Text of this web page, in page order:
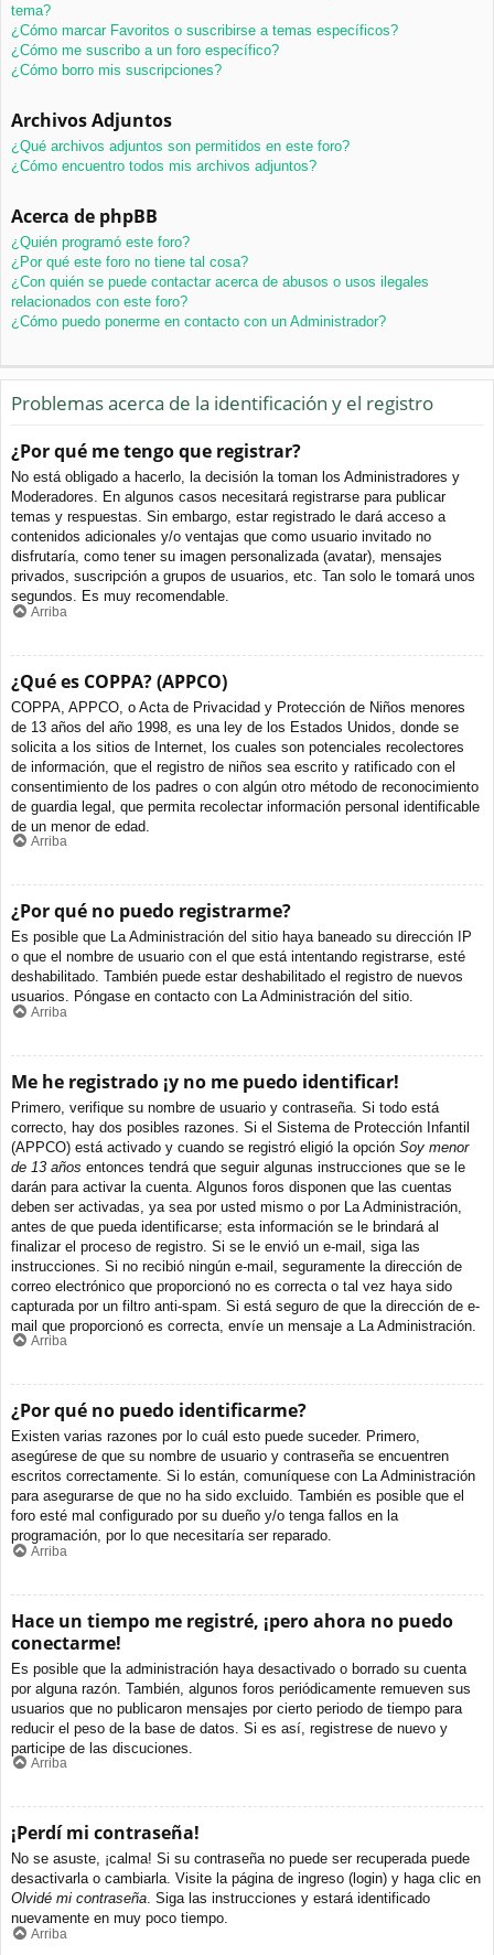
tema?
¿Cómo marcar Favoritos o suscribirse a temas específicos?
¿Cómo me suscribo a un foro específico?
¿Cómo borro mis suscripciones?
Archivos Adjuntos
¿Qué archivos adjuntos son permitidos en este foro?
¿Cómo encuentro todos mis archivos adjuntos?
Acerca de phpBB
¿Quién programó este foro?
¿Por qué este foro no tiene tal cosa?
¿Con quién se puede contactar acerca de abusos o usos ilegales
relacionados con este foro?
¿Cómo puedo ponerme en contacto con un Administrador?
Problemas acerca de la identificación y el registro
¿Por qué me tengo que registrar?
No está obligado a hacerlo, la decisión la toman los Administradores y
Moderadores. En algunos casos necesitará registrarse para publicar
temas y respuestas. Sin embargo, estar registrado le dará acceso a
contenidos adicionales y/o ventajas que como usuario invitado no
disfrutaría, como tener su imagen personalizada (avatar), mensajes
privados, suscripción a grupos de usuarios, etc. Tan solo le tomará unos
segundos. Es muy recomendable.
Arriba
¿Qué es COPPA? (APPCO)
COPPA, APPCO, o Acta de Privacidad y Protección de Niños menores
de 13 años del año 1998, es una ley de los Estados Unidos, donde se
solicita a los sitios de Internet, los cuales son potenciales recolectores
de información, que el registro de niños sea escrito y ratificado con el
consentimiento de los padres o con algún otro método de reconocimiento
de guardia legal, que permita recolectar información personal identificable
de un menor de edad.
Arriba
¿Por qué no puedo registrarme?
Es posible que La Administración del sitio haya baneado su dirección IP
o que el nombre de usuario con el que está intentando registrarse, esté
deshabilitado. También puede estar deshabilitado el registro de nuevos
usuarios. Póngase en contacto con La Administración del sitio.
Arriba
Me he registrado ¡y no me puedo identificar!
Primero, verifique su nombre de usuario y contraseña. Si todo está
correcto, hay dos posibles razones. Si el Sistema de Protección Infantil
(APPCO) está activado y cuando se registró eligió la opción Soy menor
de 13 años entonces tendrá que seguir algunas instrucciones que se le
darán para activar la cuenta. Algunos foros disponen que las cuentas
deben ser activadas, ya sea por usted mismo o por La Administración,
antes de que pueda identificarse; esta información se le brindará al
finalizar el proceso de registro. Si se le envió un e-mail, siga las
instrucciones. Si no recibió ningún e-mail, seguramente la dirección de
correo electrónico que proporcionó no es correcta o tal vez haya sido
capturada por un filtro anti-spam. Si está seguro de que la dirección de e-
mail que proporcionó es correcta, envíe un mensaje a La Administración.
Arriba
¿Por qué no puedo identificarme?
Existen varias razones por lo cuál esto puede suceder. Primero,
asegúrese de que su nombre de usuario y contraseña se encuentren
escritos correctamente. Si lo están, comuníquese con La Administración
para asegurarse de que no ha sido excluido. También es posible que el
foro esté mal configurado por su dueño y/o tenga fallos en la
programación, por lo que necesitaría ser reparado.
Arriba
Hace un tiempo me registré, ¡pero ahora no puedo
conectarme!
Es posible que la administración haya desactivado o borrado su cuenta
por alguna razón. También, algunos foros periódicamente remueven sus
usuarios que no publicaron mensajes por cierto periodo de tiempo para
reducir el peso de la base de datos. Si es así, registrese de nuevo y
participe de las discuciones.
Arriba
¡Perdí mi contraseña!
No se asuste, ¡calma! Si su contraseña no puede ser recuperada puede
desactivarla o cambiarla. Visite la página de ingreso (login) y haga clic en
Olvidé mi contraseña. Siga las instrucciones y estará identificado
nuevamente en muy poco tiempo.
Arriba